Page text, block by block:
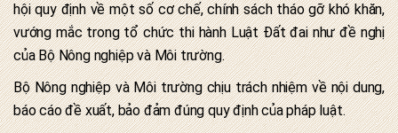
hội quy định về một số cơ chế, chính sách tháo gỡ khó khăn,
vướng mắc trong tổ chức thi hành Luật Đất đai như đề nghị
của Bộ Nông nghiệp và Môi trường.
Bộ Nông nghiệp và Môi trường chịu trách nhiệm về nội dung,
báo cáo đề xuất, bảo đảm đúng quy định của pháp luật.